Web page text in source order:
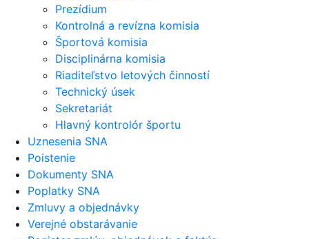
Prezídium
Kontrolná a revízna komisia
Športová komisia
Disciplinárna komisia
Riaditeľstvo letových činností
Technický úsek
Sekretariát
Hlavný kontrolór športu
Uznesenia SNA
Poistenie
Dokumenty SNA
Poplatky SNA
Zmluvy a objednávky
Verejné obstarávanie